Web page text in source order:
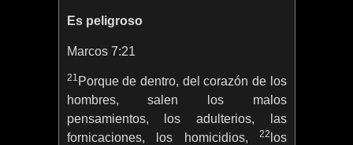
Es peligroso
Marcos 7:21
21 Porque de dentro, del corazón de los
hombres, salen los malos
pensamientos, los adulterios, las
fornicaciones, los homicidios, 22 los